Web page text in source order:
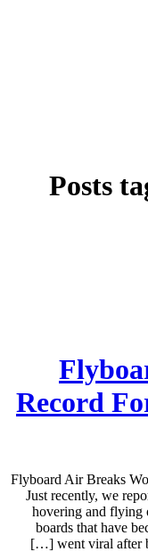
Posts
Record
Flyboard Air Breaks
Just recently, we
hovering and flying
boards that have
went viral after